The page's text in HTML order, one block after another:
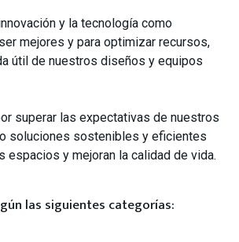
y la tecnología como
mejores y para optimizar recursos,
útil de nuestros diseños y equipos
superar las expectativas de nuestros
soluciones sostenibles y eficientes
espacios y mejoran la calidad de vida.
las siguientes categorías: